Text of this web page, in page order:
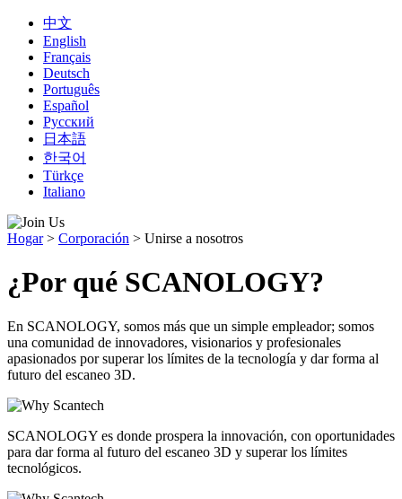
中文
English
Français
Deutsch
Português
Español
Русский
日本語
한국어
Türkçe
Italiano
Hogar > Corporación > Unirse a nosotros
¿Por qué SCANOLOGY?
En SCANOLOGY, somos más que un simple empleador; somos
una comunidad de innovadores, visionarios y profesionales
apasionados por superar los límites de la tecnología y dar forma al
futuro del escaneo 3D.
SCANOLOGY es donde prospera la innovación, con oportunidades
para dar forma al futuro del escaneo 3D y superar los límites
tecnológicos.